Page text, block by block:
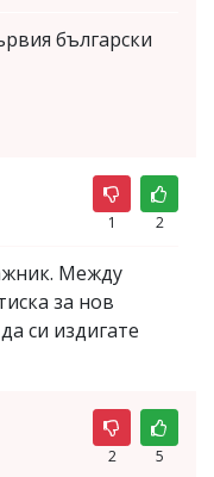
български
1 2
Между
за нов
си издигате
2 5